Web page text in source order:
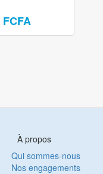
À propos
Qui sommes-nous
Nos engagements